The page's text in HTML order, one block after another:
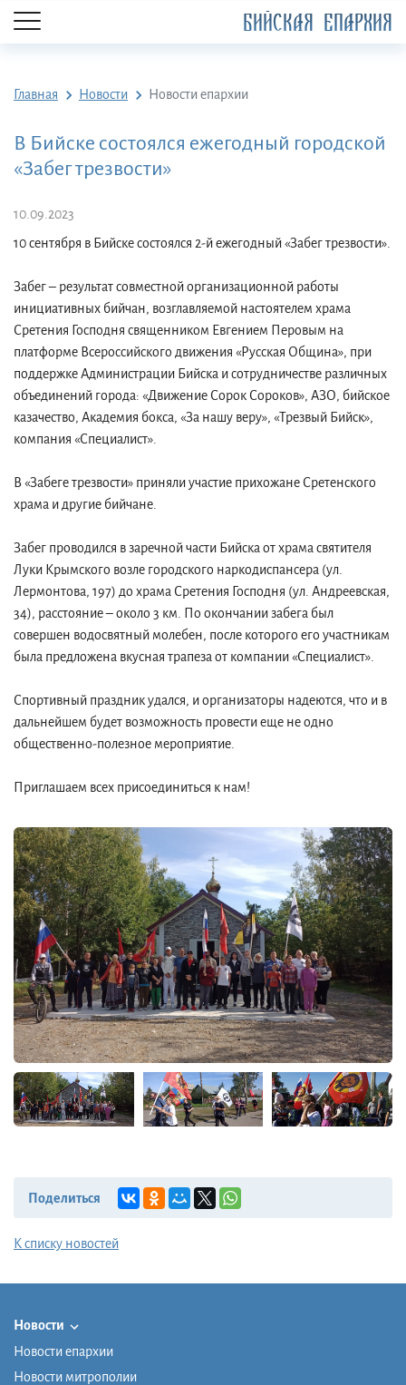
БИЙСКАЯ ЕПАРХИЯ
Главная Новости Новости епархии
В Бийске состоялся ежегодный городской
«Забег трезвости»
10.09.2023
10 сентября в Бийске состоялся 2-й ежегодный «Забег трезвости».
Забег – результат совместной организационной работы
инициативных бийчан, возглавляемой настоятелем храма
Сретения Господня священником Евгением Перовым на
платформе Всероссийского движения «Русская Община», при
поддержке Администрации Бийска и сотрудничестве различных
объединений города: «Движение Сорок Сороков», АЗО, бийское
казачество, Академия бокса, «За нашу веру», «Трезвый Бийск»,
компания «Специалист».
В «Забеге трезвости» приняли участие прихожане Сретенского
храма и другие бийчане.
Забег проводился в заречной части Бийска от храма святителя
Луки Крымского возле городского наркодиспансера (ул.
Лермонтова, 197) до храма Сретения Господня (ул. Андреевская,
34), расстояние – около 3 км. По окончании забега был
совершен водосвятный молебен, после которого его участникам
была предложена вкусная трапеза от компании «Специалист».
Спортивный праздник удался, и организаторы надеются, что и в
дальнейшем будет возможность провести еще не одно
общественно-полезное мероприятие.
Приглашаем всех присоединиться к нам!
Поделиться
К списку новостей
Новости
Новости епархии
Новости митрополии